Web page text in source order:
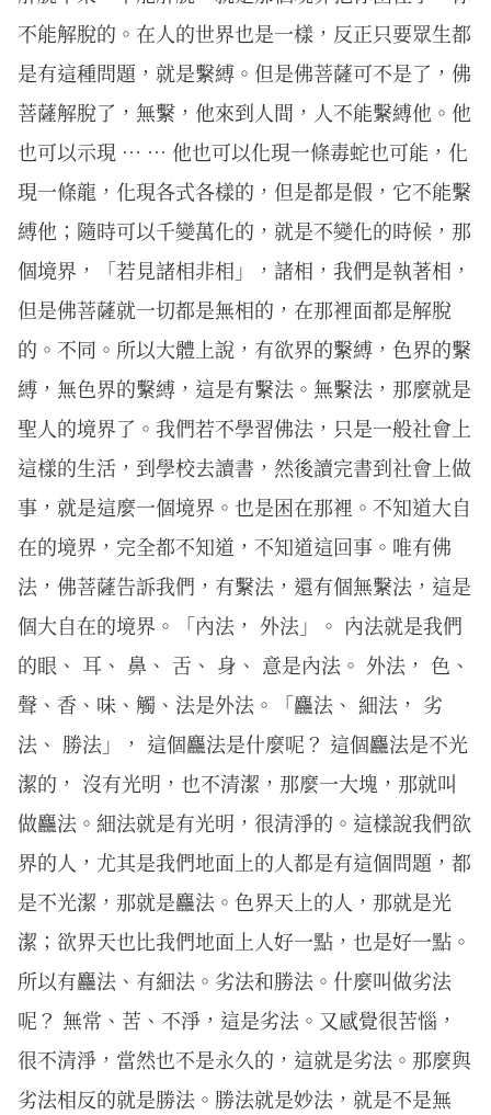
不能解脫的。在人的世界也是一樣，反正只要眾生都
是有這種問題，就是繫縛。但是佛菩薩可不是了，佛
菩薩解脫了，無繫，他來到人間，人不能繫縛他。他
也可以示現 … … 他也可以化現一條毒蛇也可能，化
現一條龍，化現各式各樣的，但是都是假，它不能繫
縛他；隨時可以千變萬化的，就是不變化的時候，那
個境界，「若見諸相非相」，諸相，我們是執著相，
但是佛菩薩就一切都是無相的，在那裡面都是解脫
的。不同。所以大體上說，有欲界的繫縛，色界的繫
縛，無色界的繫縛，這是有繫法。無繫法，那麼就是
聖人的境界了。我們若不學習佛法，只是一般社會上
這樣的生活，到學校去讀書，然後讀完書到社會上做
事，就是這麼一個境界。也是困在那裡。不知道大自
在的境界，完全都不知道，不知道這回事。唯有佛
法，佛菩薩告訴我們，有繫法，還有個無繫法，這是
個大自在的境界。「內法， 外法」。 內法就是我們
的眼、 耳、 鼻、 舌、 身、 意是內法。 外法， 色、
聲、香、味、觸、法是外法。「麤法、 細法， 劣
法、 勝法」， 這個麤法是什麼呢？ 這個麤法是不光
潔的， 沒有光明，也不清潔，那麼一大塊，那就叫
做麤法。細法就是有光明，很清淨的。這樣說我們欲
界的人，尤其是我們地面上的人都是有這個問題，都
是不光潔，那就是麤法。色界天上的人，那就是光
潔；欲界天也比我們地面上人好一點，也是好一點。
所以有麤法、有細法。劣法和勝法。什麼叫做劣法
呢？ 無常、苦、不淨，這是劣法。又感覺很苦惱，
很不清淨，當然也不是永久的，這就是劣法。那麼與
劣法相反的就是勝法。勝法就是妙法，就是不是無